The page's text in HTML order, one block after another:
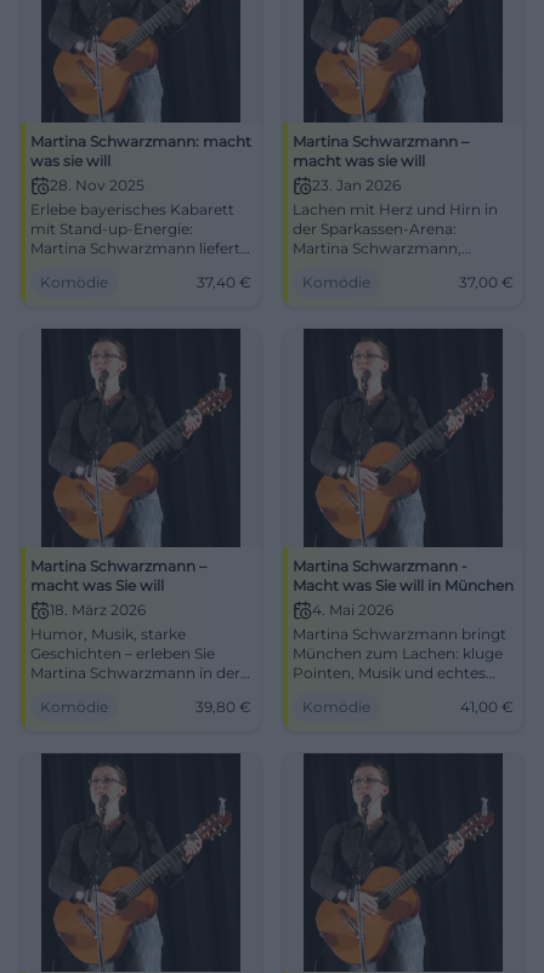
Martina Schwarzmann: macht
was sie will
28. Nov 2025
Erlebe bayerisches Kabarett
mit Stand-up-Energie:
Martina Schwarzmann liefert
und Publikumsinteraktion.
Erlebnis in der Freiheitshalle.
Komödie 37,40 €
Martina Schwarzmann –
macht was sie will
23. Jan 2026
Lachen mit Herz und Hirn in
der Sparkassen-Arena:
Martina Schwarzmann,
Pointen. 23.01.2026, 20:00, 37
weiterempfehlen. #Landshut
Komödie 37,00 €
Martina Schwarzmann –
macht was Sie will
18. März 2026
Humor, Musik, starke
Geschichten – erleben Sie
Martina Schwarzmann in der
18.03.2026 um 20:00 Uhr,
Sicht, barrierefrei. Jetzt Plätze
sichern! #Kabarett
Komödie 39,80 €
Martina Schwarzmann -
Macht was Sie will in München
4. Mai 2026
Martina Schwarzmann bringt
München zum Lachen: kluge
Pointen, Musik und echtes
04.05.2026, 41 €. Jetzt Plätze
Komödie 41,00 €